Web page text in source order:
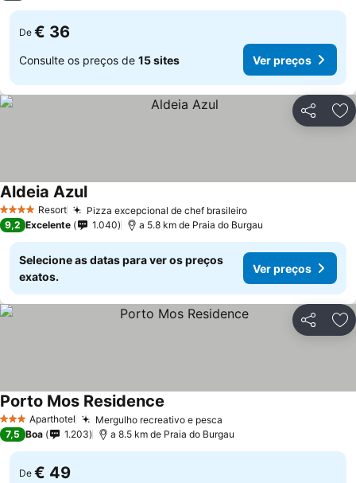
De € 36
Consulte os preços de 15 sites Ver preços
Partilhar
4 EstrelasResort Pizza excepcional de chef brasileiro
Aldeia Azul
9,2 Excelente 1.040 a 5.8 km de Praia do Burgau
Selecione as datas para ver os preços
exatos.
Ver preços
Partilhar
3 EstrelasAparthotel Mergulho recreativo e pesca
Porto Mos Residence
7,5 Boa 1.203 a 8.5 km de Praia do Burgau
De € 49